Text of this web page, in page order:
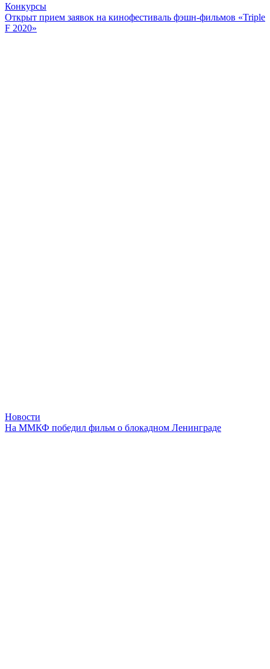
Конкурсы
Открыт прием заявок на кинофестиваль фэшн-фильмов «Triple
F 2020»
Новости
На ММКФ победил фильм о блокадном Ленинграде